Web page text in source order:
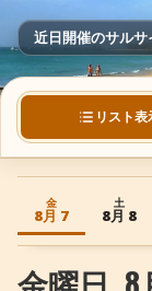
動画
サルサ用語集
ショップ
TuneTempo
+ イベントを
近日開催のサル
リスト表
金
8月 7
土
8月 8